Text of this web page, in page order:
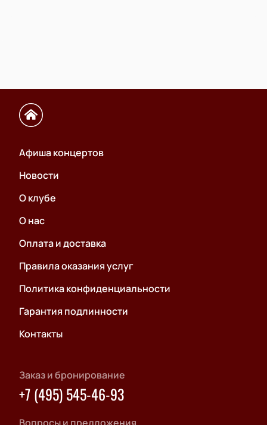
Афиша концертов
Новости
О клубе
О нас
Оплата и доставка
Правила оказания услуг
Политика конфиденциальности
Гарантия подлинности
Контакты
Заказ и бронирование
+7 (495) 545-46-93